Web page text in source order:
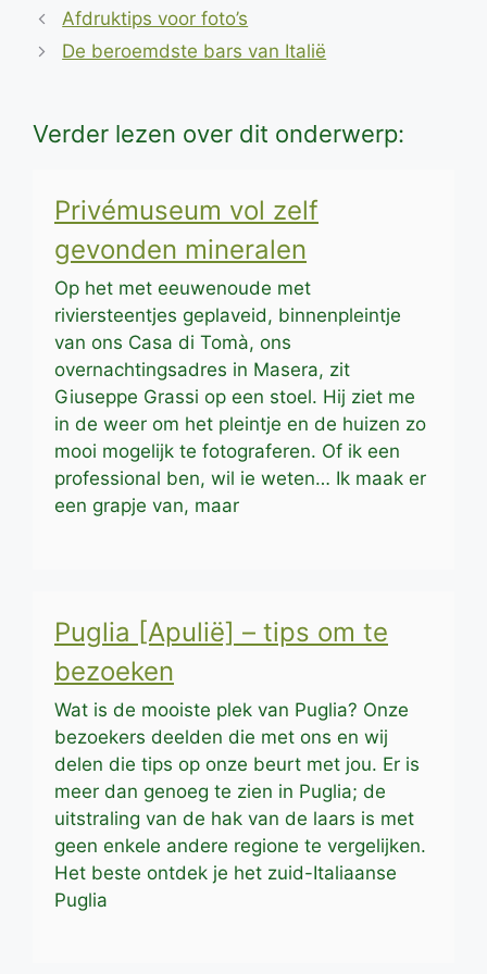
Afdruktips voor foto’s
De beroemdste bars van Italië
Verder lezen over dit onderwerp:
Privémuseum vol zelf
gevonden mineralen
Op het met eeuwenoude met
riviersteentjes geplaveid, binnenpleintje
van ons Casa di Tomà, ons
overnachtingsadres in Masera, zit
Giuseppe Grassi op een stoel. Hij ziet me
in de weer om het pleintje en de huizen zo
mooi mogelijk te fotograferen. Of ik een
professional ben, wil ie weten… Ik maak er
een grapje van, maar
Puglia [Apulië] – tips om te
bezoeken
Wat is de mooiste plek van Puglia? Onze
bezoekers deelden die met ons en wij
delen die tips op onze beurt met jou. Er is
meer dan genoeg te zien in Puglia; de
uitstraling van de hak van de laars is met
geen enkele andere regione te vergelijken.
Het beste ontdek je het zuid-Italiaanse
Puglia